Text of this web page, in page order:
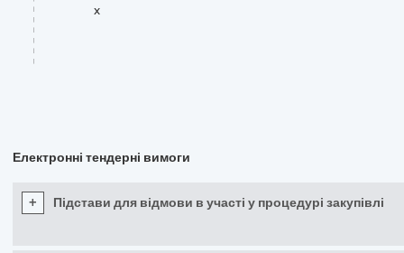
x
Електронні тендерні вимоги
+ Підстави для відмови в участі у процедурі закупівлі